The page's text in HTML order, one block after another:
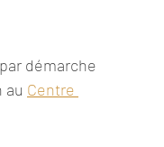
démarche
au Centre